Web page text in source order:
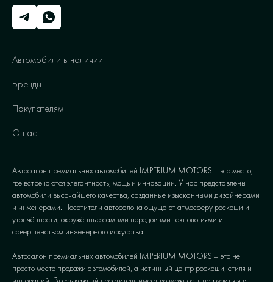
Автомобили в наличии
Бренды
Покупателям
О нас
Автосалон премиальных автомобилей IMPERIUM MOTORS – это место,
где встречаются элегантность, мощь и инновации. У нас представлены
автомобили высочайшего качества, созданные изысканными дизайнерами
и инженерами. Посетители автосалона ощущают атмосферу роскоши и
утончённости, окружённые самыми передовыми технологиями и
совершенством инженерного искусства.
Автосалон премиальных автомобилей IMPERIUM MOTORS – это не
просто место продажи автомобилей, а истинный центр роскоши, стиля и